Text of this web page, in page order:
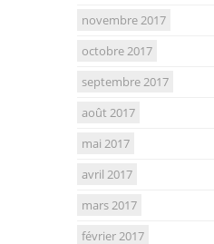
novembre 2017
octobre 2017
septembre 2017
août 2017
mai 2017
avril 2017
mars 2017
février 2017